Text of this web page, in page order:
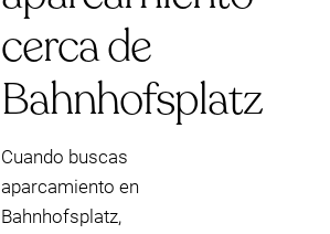
cerca de
Bahnhofsplatz
Cuando buscas
aparcamiento en
Bahnhofsplatz,